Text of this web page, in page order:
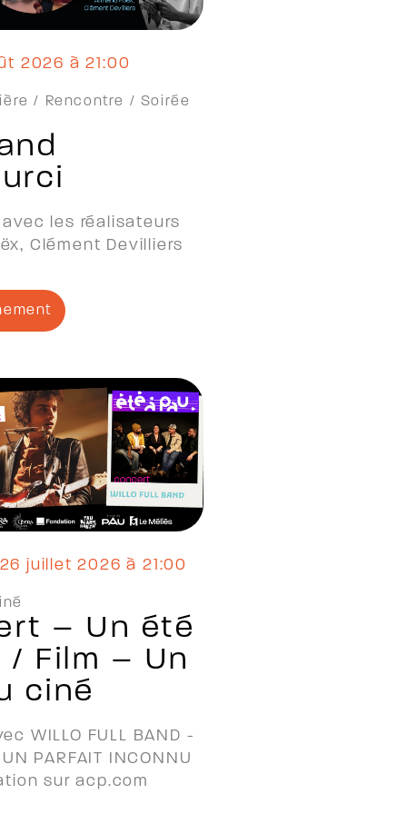
2026 à 21:00
/ Rencontre / Soirée
les réalisateurs
Clément Devilliers
26 juillet 2026 à 21:00
– Un été
/ Film – Un
ciné
WILLO FULL BAND -
PARFAIT INCONNU
sur acp.com